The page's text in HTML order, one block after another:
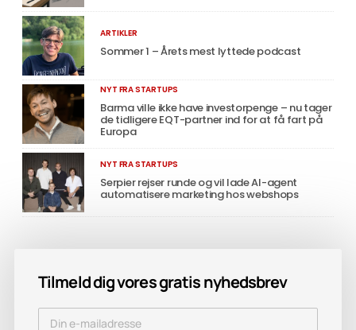
ARTIKLER
Sommer 1 – Årets mest lyttede podcast
NYT FRA STARTUPS
Barma ville ikke have investorpenge – nu tager
de tidligere EQT-partner ind for at få fart på
Europa
NYT FRA STARTUPS
Serpier rejser runde og vil lade AI-agent
automatisere marketing hos webshops
Tilmeld dig vores gratis nyhedsbrev